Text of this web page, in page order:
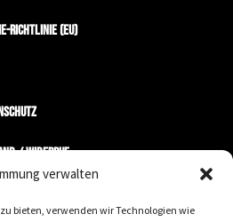
verwalten
bieten, verwenden wir Technologien wie
Richtlinie (EU)
/ Widerruf